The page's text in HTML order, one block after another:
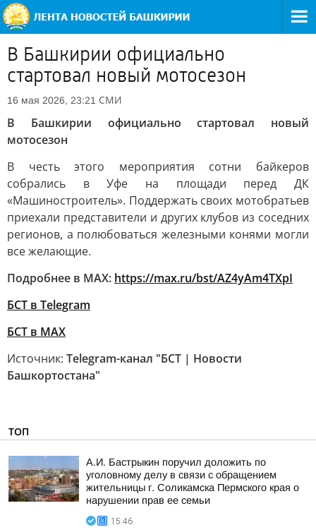
В Башкирии официально
стартовал новый мотосезон
16 мая 2026, 23:21 СМИ
В Башкирии официально стартовал новый
мотосезон
В честь этого мероприятия сотни байкеров
собрались в Уфе на площади перед ДК
«Машиностроитель». Поддержать своих мотобратьев
приехали представители и других клубов из соседних
регионов, а полюбоваться железными конями могли
все желающие.
Подробнее в MAX: https://max.ru/bst/AZ4yAm4TXpI
БСТ в Telegram
БСТ в МАХ
Источник: Telegram-канал "БСТ | Новости
Башкортостана"
ТОП
А.И. Бастрыкин поручил доложить по
уголовному делу в связи с обращением
жительницы г. Соликамска Пермского края о
нарушении прав ее семьи
15:46